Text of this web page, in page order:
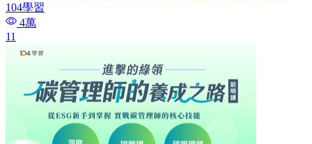
104學習
4萬
11